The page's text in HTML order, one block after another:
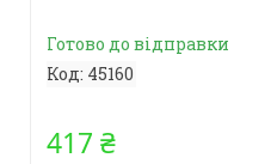
Готово до відправки
Код: 45160
417 ₴